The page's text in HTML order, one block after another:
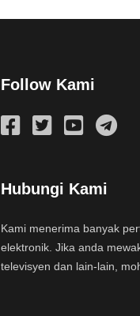
Follow Kami
Hubungi Kami
Kami menerima banyak
elektronik. Jika anda
televisyen dan lain-lain,